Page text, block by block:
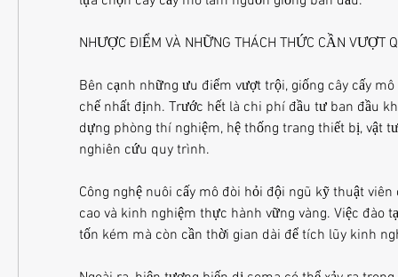
NHƯỢC ĐIỂM VÀ NHỮNG THÁCH THỨC CẦN VƯỢT
Bên cạnh những ưu điểm vượt trội, giống cây cấy
chế nhất định. Trước hết là chi phí đầu tư ban đầu
dựng phòng thí nghiệm, hệ thống trang thiết bị, vật
nghiên cứu quy trình.
Công nghệ nuôi cấy mô đòi hỏi đội ngũ kỹ thuật
cao và kinh nghiệm thực hành vững vàng. Việc đào
tốn kém mà còn cần thời gian dài để tích lũy kinh